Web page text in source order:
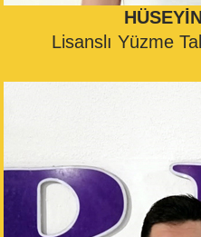
Lisanslı Yüzme